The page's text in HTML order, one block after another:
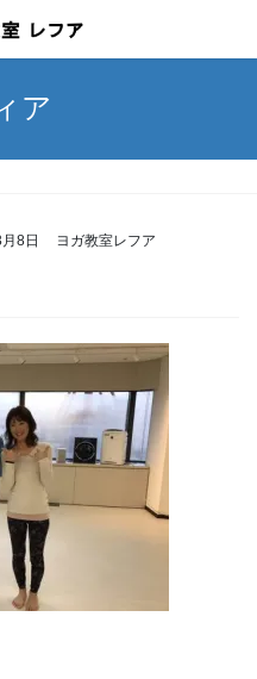
ア
8日 ヨガ教室レフア